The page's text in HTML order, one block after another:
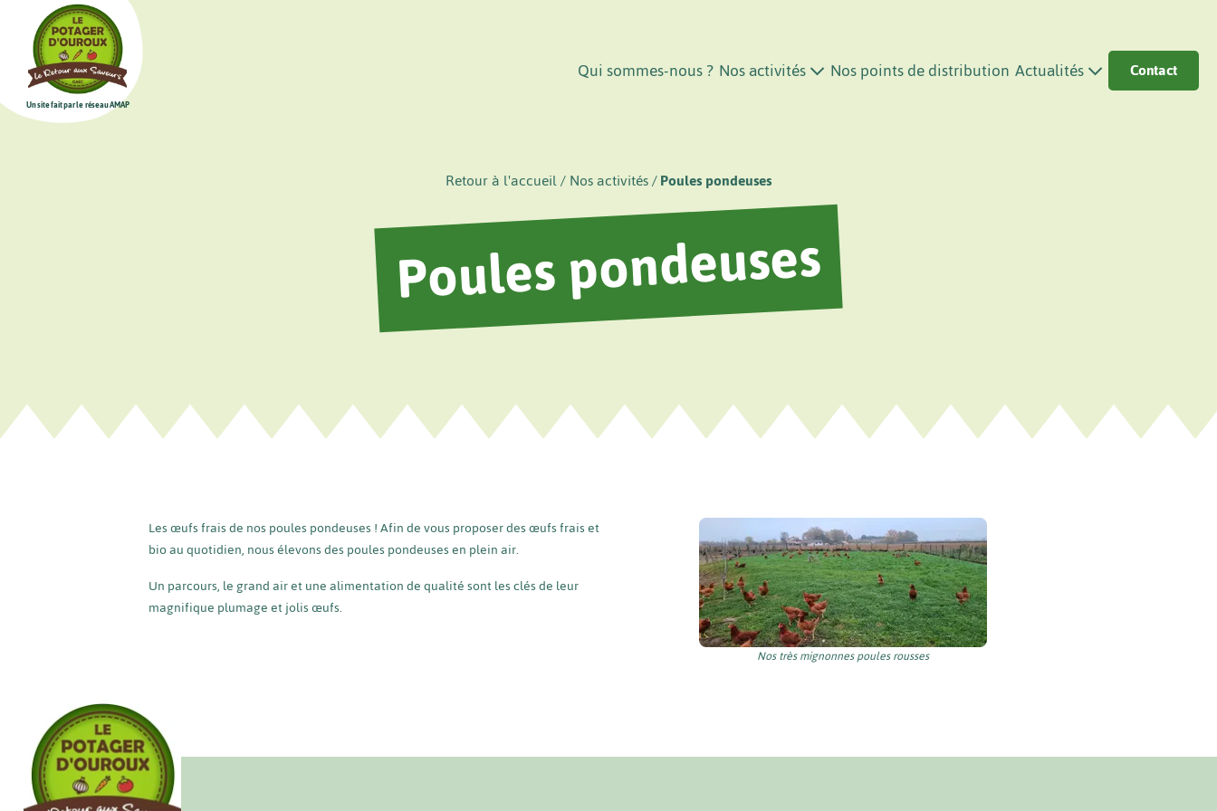
Un site fait par le réseau AMAP
Qui sommes-nous ? Nos activités Nos points de distribution Actualités Contact
Retour à l'accueil Nos activités Poules pondeuses
Poules pondeuses
Les œufs frais de nos poules pondeuses ! Afin de vous proposer des œufs frais et
bio au quotidien, nous élevons des poules pondeuses en plein air.
Un parcours, le grand air et une alimentation de qualité sont les clés de leur
magnifique plumage et jolis œufs.
Nos très mignonnes poules rousses